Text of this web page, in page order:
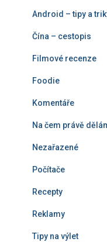
Android – tipy a
Čína – cestopis
Filmové recenze
Foodie
Komentáře
Na čem právě
Nezařazené
Počítače
Recepty
Reklamy
Tipy na výlet